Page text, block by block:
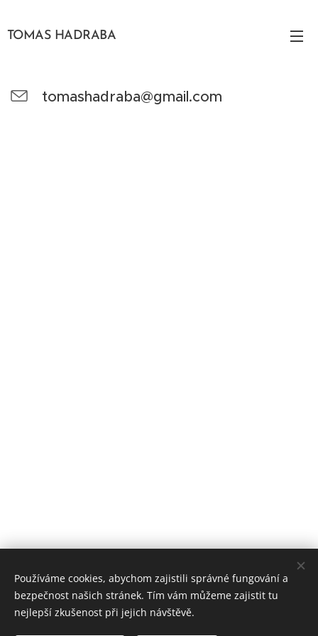
TOMAS HADRABA
tomashadraba@gmail.com
Používáme cookies, abychom zajistili správné fungování a
bezpečnost našich stránek. Tím vám můžeme zajistit tu
nejlepší zkušenost při jejich návštěvě.